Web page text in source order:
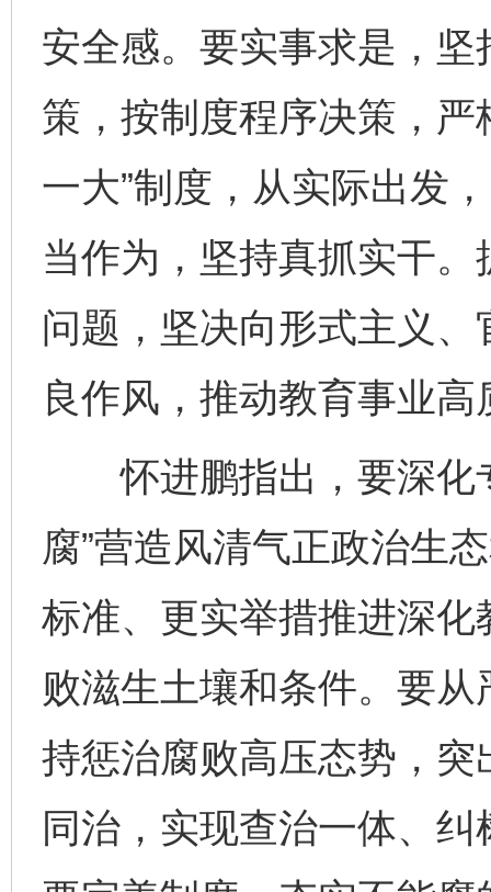
安全感。要实事求是，
策，按制度程序决策，严
一大”制度，从实际出发
当作为，坚持真抓实干
问题，坚决向形式主义
良作风，推动教育事业高
怀进鹏指出，要深化
腐”营造风清气正政治生
标准、更实举措推进深
败滋生土壤和条件。要
持惩治腐败高压态势，
同治，实现查治一体、